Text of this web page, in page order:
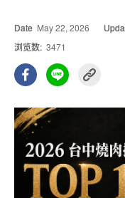
Date May 22, 2026
浏览数: 3471